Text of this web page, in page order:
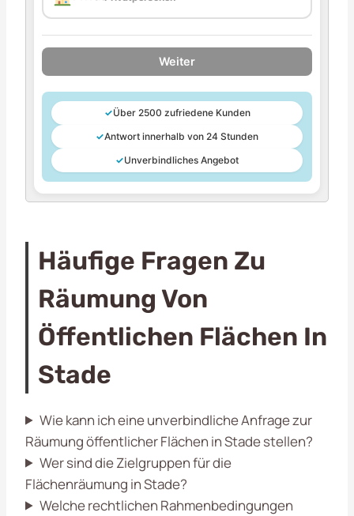
Weiter
✓Über 2500 zufriedene Kunden
✓Antwort innerhalb von 24 Stunden
✓Unverbindliches Angebot
Häufige Fragen Zu
Räumung Von
Öffentlichen Flächen In
Stade
Wie kann ich eine unverbindliche Anfrage zur
Räumung öffentlicher Flächen in Stade stellen?
Wer sind die Zielgruppen für die
Flächenräumung in Stade?
Welche rechtlichen Rahmenbedingungen